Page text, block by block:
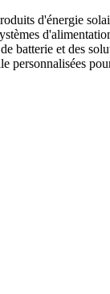
d'énergie
batterie et des
personnalisées